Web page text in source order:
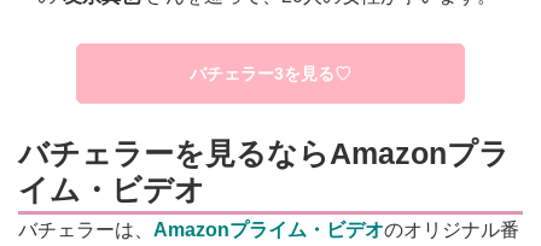
バチェラー3を見る♡
バチェラーを見るならAmazonプラ
イム・ビデオ
バチェラーは、 Amazonプライム・ビデオのオリジナル番